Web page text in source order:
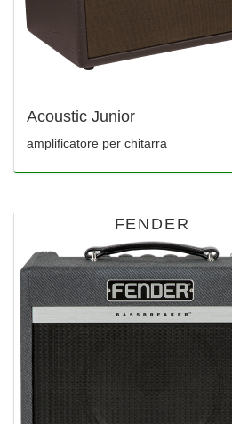
Acoustic Junior
amplificatore per chitarra
FENDER